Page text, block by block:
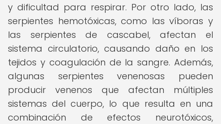
y dificultad para respirar. Por otro lado, las
serpientes hemotóxicas, como las víboras y
las serpientes de cascabel, afectan el
sistema circulatorio, causando daño en los
tejidos y coagulación de la sangre. Además,
algunas serpientes venenosas pueden
producir venenos que afectan múltiples
sistemas del cuerpo, lo que resulta en una
combinación de efectos neurotóxicos,